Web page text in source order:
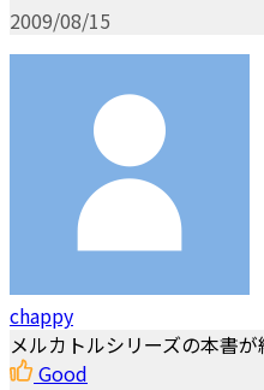
2009/08/15
chappy
メルカトルシリーズの本書が
Good